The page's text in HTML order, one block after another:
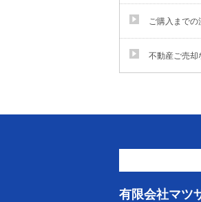
ご購入までの
不動産ご売却
有限会社マツ